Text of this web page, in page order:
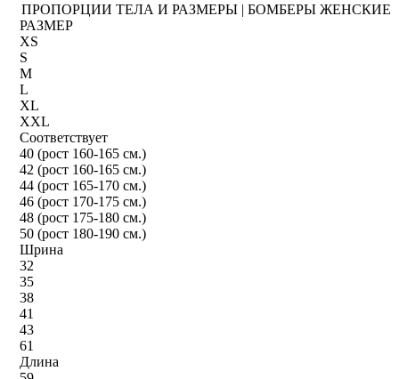
ПРОПОРЦИИ ТЕЛА И РАЗМЕРЫ | БОМБЕРЫ ЖЕНСКИЕ
РАЗМЕР
XS
S
M
L
XL
XXL
Соответствует
40 (рост 160-165 см.)
42 (рост 160-165 см.)
44 (рост 165-170 см.)
46 (рост 170-175 см.)
48 (рост 175-180 см.)
50 (рост 180-190 см.)
Шрина
32
35
38
41
43
61
Длина